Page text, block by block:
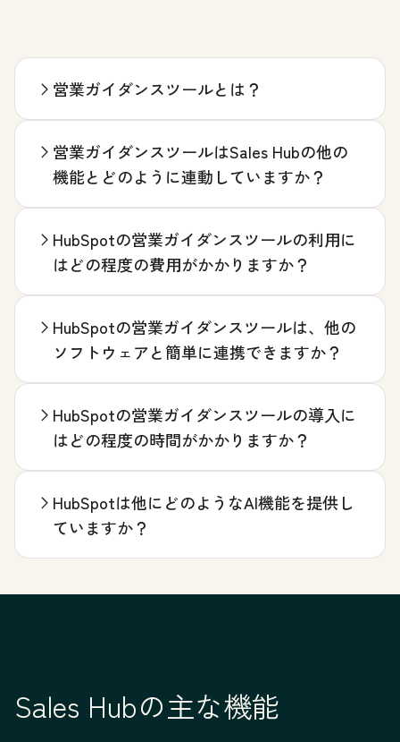
営業ガイダンスツールとは？
営業ガイダンスツールはSales Hubの他の
機能とどのように連動していますか？
HubSpotの営業ガイダンスツールの利用に
はどの程度の費用がかかりますか？
HubSpotの営業ガイダンスツールは、他の
ソフトウェアと簡単に連携できますか？
HubSpotの営業ガイダンスツールの導入に
はどの程度の時間がかかりますか？
HubSpotは他にどのようなAI機能を提供し
ていますか？
Sales Hubの主な機能